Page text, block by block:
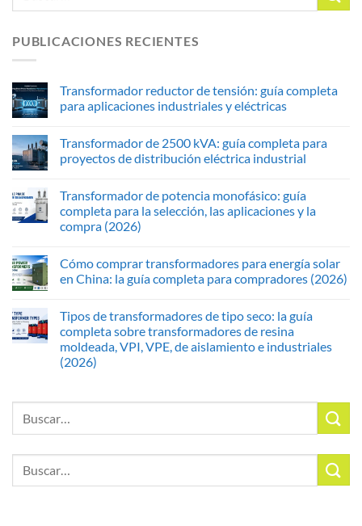
PUBLICACIONES RECIENTES
Transformador reductor de tensión: guía completa
para aplicaciones industriales y eléctricas
Transformador de 2500 kVA: guía completa para
proyectos de distribución eléctrica industrial
Transformador de potencia monofásico: guía
completa para la selección, las aplicaciones y la
compra (2026)
Cómo comprar transformadores para energía solar
en China: la guía completa para compradores (2026)
Tipos de transformadores de tipo seco: la guía
completa sobre transformadores de resina
moldeada, VPI, VPE, de aislamiento e industriales
(2026)